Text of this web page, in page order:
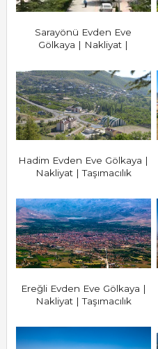
Sarayönü Evden Eve
Gölkaya | Nakliyat |
Hadim Evden Eve Gölkaya |
Nakliyat | Taşımacılık
Ereğli Evden Eve Gölkaya |
Nakliyat | Taşımacılık